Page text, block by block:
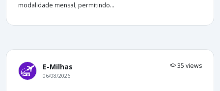
modalidade mensal, permitindo...
E-Milhas 35 views
06/08/2026